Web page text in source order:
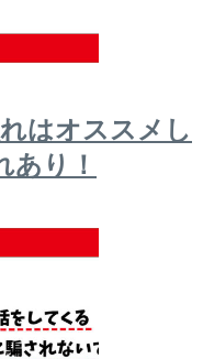
はオススメし
あり！